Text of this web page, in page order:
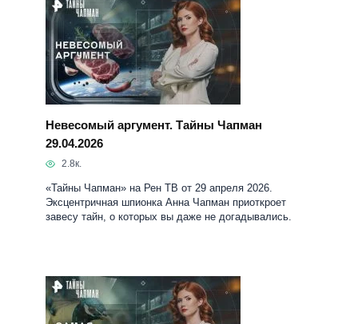
Невесомый аргумент. Тайны Чапман
29.04.2026
2.8к.
«Тайны Чапман» на Рен ТВ от 29 апреля 2026.
Эксцентричная шпионка Анна Чапман приоткроет
Самая страшная сила. Тайны Чапман
21.04.2026